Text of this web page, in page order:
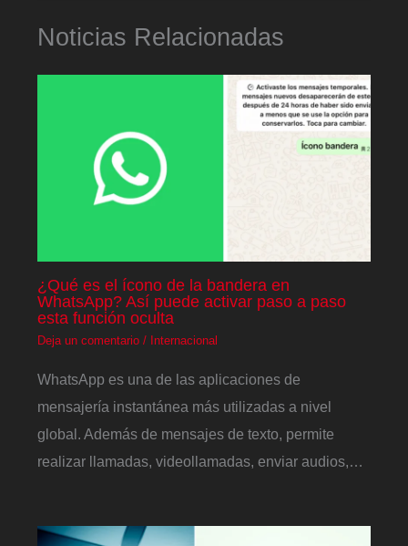
Noticias Relacionadas
¿Qué es el ícono de la bandera en
WhatsApp? Así puede activar paso a paso
esta función oculta
Deja un comentario / Internacional
WhatsApp es una de las aplicaciones de
mensajería instantánea más utilizadas a nivel
global. Además de mensajes de texto, permite
realizar llamadas, videollamadas, enviar audios,…